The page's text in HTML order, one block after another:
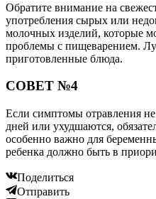
Обратите внимание на
употребления сырых или
молочных изделий, которые
проблемы с пищеварением.
приготовленные блюда.
СОВЕТ №4
Если симптомы отравления не
дней или ухудшаются,
особенно важно для
ребенка должно быть в
Поделиться
Отправить